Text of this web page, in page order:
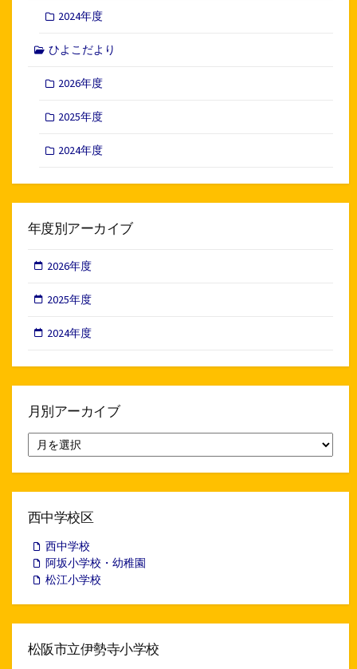
2024年度
ひよこだより
2026年度
2025年度
2024年度
年度別アーカイブ
2026年度
2025年度
2024年度
月別アーカイブ
別
ア
イ
西中学校区
西中学校
阿坂小学校・幼稚園
松江小学校
松阪市立伊勢寺小学校